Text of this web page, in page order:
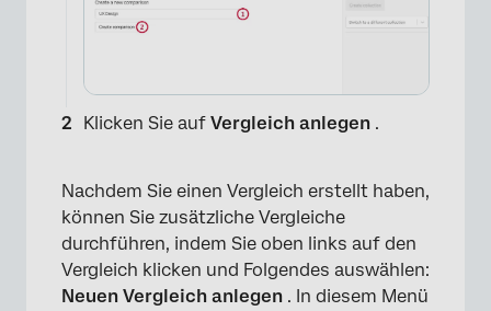
Klicken Sie auf Vergleich anlegen .
Nachdem Sie einen Vergleich erstellt haben,
können Sie zusätzliche Vergleiche
durchführen, indem Sie oben links auf den
Vergleich klicken und Folgendes auswählen:
Neuen Vergleich anlegen . In diesem Menü